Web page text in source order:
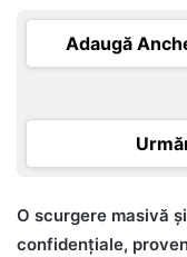
Adaugă
O scurgere masivă
confidențiale,